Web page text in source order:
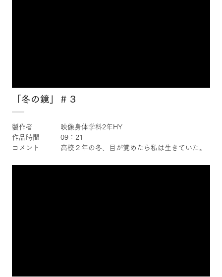
「冬の鏡」＃３
製作者 映像身体学科2年HY
作品時間 09：21
コメント 高校２年の冬、目が覚めたら私は生きていた。